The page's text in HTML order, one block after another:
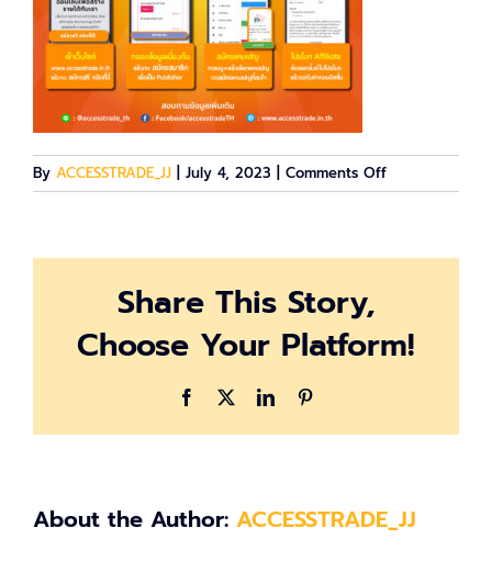
By ACCESSTRADE_JJ July 4, 2023 Comments Offon
register-
Share This Story,
Choose Your Platform!
Facebook LinkedIn
About the Author: ACCESSTRADE_JJ